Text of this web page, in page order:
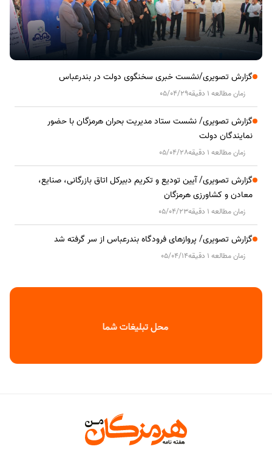
گزارش تصویری/نشست خبری سخنگوی دولت در بندرعباس
زمان مطالعه 1 دقیقه 05/04/29
گزارش تصویری/ نشست ستاد مدیریت بحران هرمزگان با حضور
نمایندگان دولت
زمان مطالعه 1 دقیقه 05/04/28
گزارش تصویری/ آیین تودیع و تکریم دبیرکل اتاق بازرگانی، صنایع،
معادن و کشاورزی هرمزگان
زمان مطالعه 1 دقیقه 05/04/23
گزارش تصویری/ پروازهای فرودگاه بندرعباس از سر گرفته شد
زمان مطالعه 1 دقیقه 05/04/14